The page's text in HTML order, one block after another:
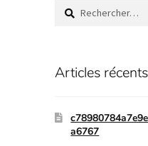
Articles récents
a6767